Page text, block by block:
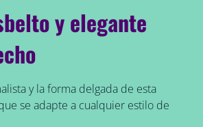
y elegante
y la forma delgada de esta
se adapte a cualquier estilo de